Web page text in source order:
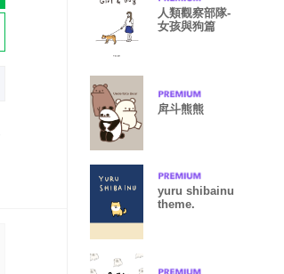
人類觀察部隊-
女孩與狗篇
戽斗熊熊
yuru shibainu
theme.